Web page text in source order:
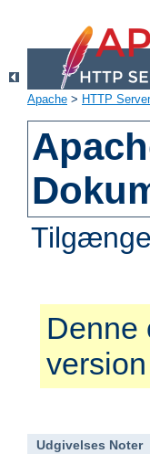
Apache > HTTP Server
Udgivelses Noter